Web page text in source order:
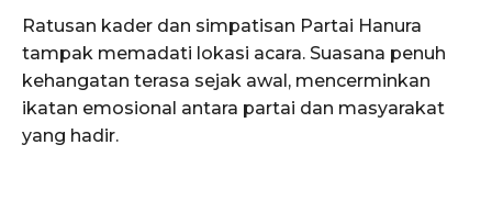
Ratusan kader dan simpatisan Partai Hanura
tampak memadati lokasi acara. Suasana penuh
kehangatan terasa sejak awal, mencerminkan
ikatan emosional antara partai dan masyarakat
yang hadir.